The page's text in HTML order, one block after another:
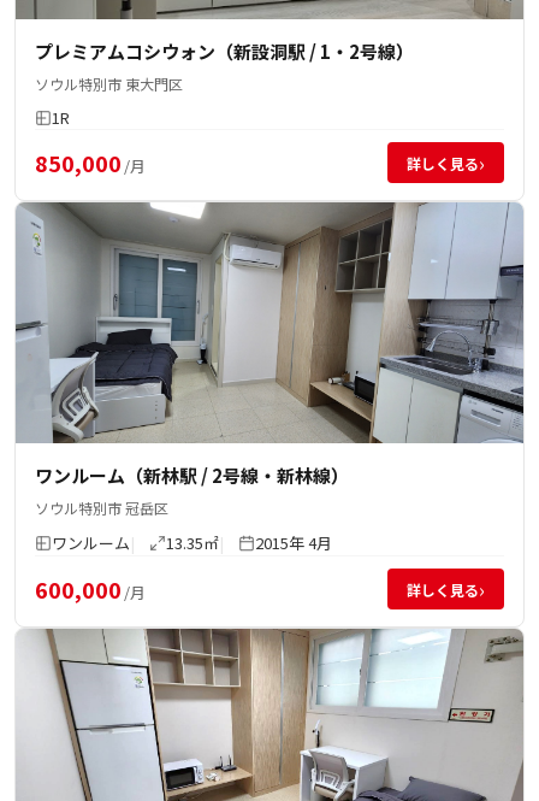
プレミアムコシウォン（新設洞駅 / 1・2号線）
ソウル特別市 東大門区
1R
850,000 /月 詳しく見る›
ワンルーム（新林駅 / 2号線・新林線）
ソウル特別市 冠岳区
ワンルーム 13.35㎡ 2015年 4月
600,000 /月 詳しく見る›